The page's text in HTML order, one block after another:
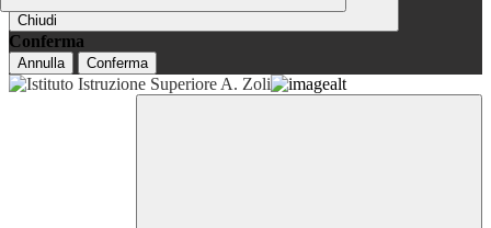
Chiudi
Conferma
Annulla Conferma